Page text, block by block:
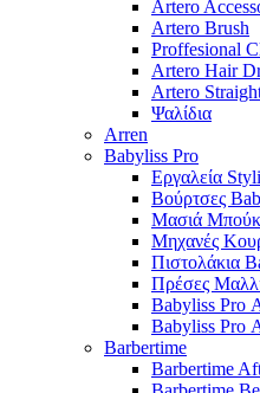
Artero
Artero Brush
Proffesional
Artero Hair
Artero
Ψαλίδια
Arren
Babyliss Pro
Εργαλεία
Βούρτσες
Μασιά
Μηχανές
Πιστολάκια
Πρέσες
Babyliss Pro
Babyliss Pro
Barbertime
Barbertime